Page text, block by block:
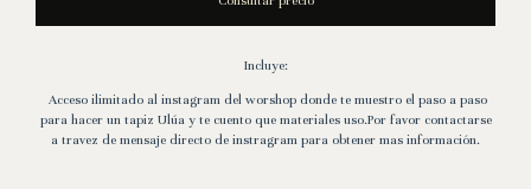
Incluye:
Acceso ilimitado al instagram del worshop donde te muestro el paso a paso
para hacer un tapiz Ulúa y te cuento que materiales uso.Por favor contactarse
a travez de mensaje directo de instragram para obtener mas información.